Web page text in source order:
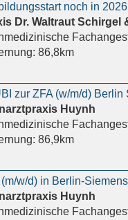
noch in
86,8km
Huynh
86,9km
Huynh